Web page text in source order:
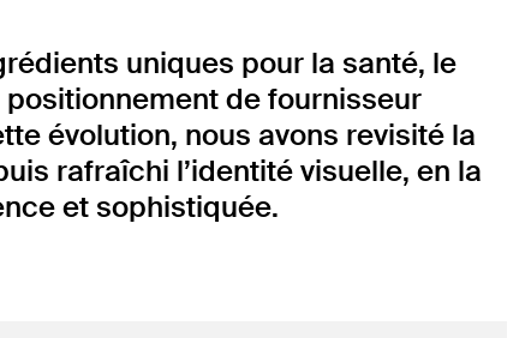
uniques pour la santé, le
de fournisseur
évolution, nous avons revisité la
rafraîchi l’identité visuelle, en la
et sophistiquée.